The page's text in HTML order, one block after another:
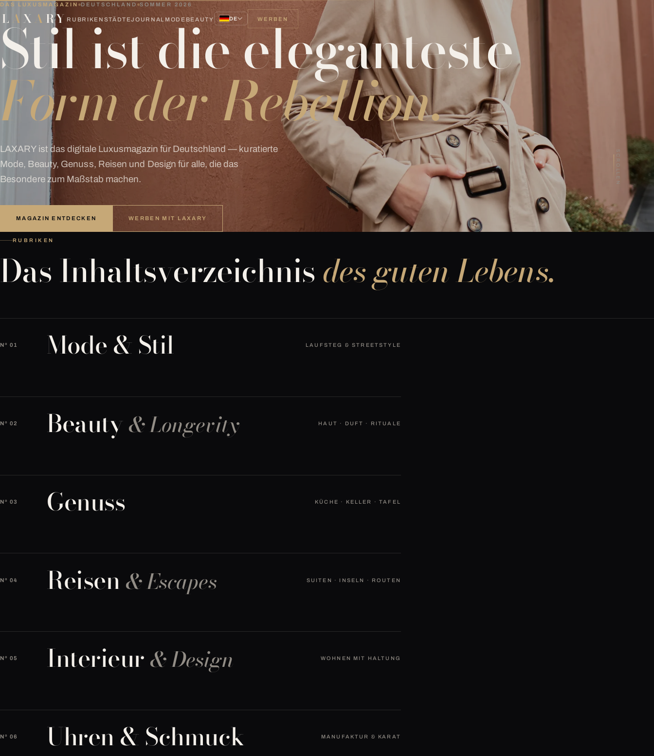
L A X A RY RUBRIKEN STÄDTEJOURNAL MODE BEAUTY DE WERBEN
DAS LUXUSMAGAZIN DEUTSCHLAND SOMMER 2026
Stil ist die eleganteste
Form der Rebellion.
LAXARY ist das digitale Luxusmagazin für Deutschland — kuratierte
Mode, Beauty, Genuss, Reisen und Design für alle, die das
Besondere zum Maßstab machen.
MAGAZIN ENTDECKEN WERBEN MIT LAXARY
SCROLLEN
RUBRIKEN
Das Inhaltsverzeichnisdes guten Lebens.
Nº 01 Mode & Stil LAUFSTEG & STREETSTYLE
Nº 02 Beauty& Longevity HAUT · DUFT · RITUALE
Nº 03 Genuss KÜCHE · KELLER · TAFEL
Nº 04 Reisen & Escapes SUITEN · INSELN · ROUTEN
Nº 05 Interieur & Design WOHNEN MIT HALTUNG
Nº 06 Uhren & Schmuck MANUFAKTUR & KARAT